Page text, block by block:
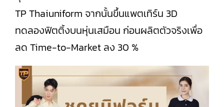
TP Thaiuniform จากนั้นขึ้นแพตเทิร์น 3D
ทดลองฟิตติ้งบนหุ่นเสมือน ก่อนผลิตตัวจริงเพื่อ
ลด Time-to-Market ลง 30 %